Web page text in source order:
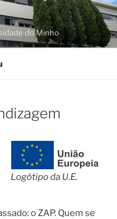
do Minho
Logótipo da U.E.
o ZAP. Quem se